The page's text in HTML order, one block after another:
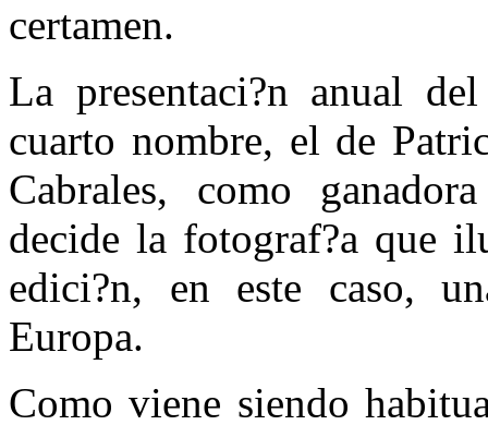
certamen.
La presentaci?n anual
cuarto nombre, el de
Cabrales, como
decide la fotograf?a que
edici?n, en este caso,
Europa.
Como viene siendo